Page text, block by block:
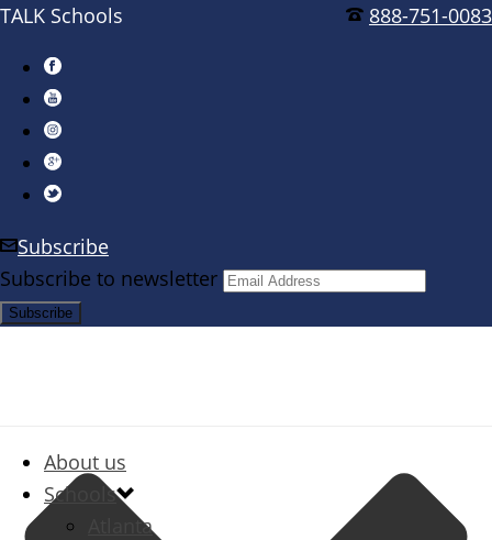
888-751-0083
TALK Schools
Subscribe
Subscribe to newsletter
About us
Schools
Atlanta